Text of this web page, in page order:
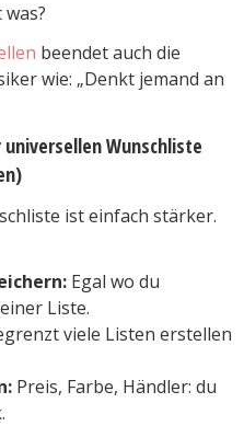
beendet auch die
wie: „Denkt jemand an
Wunschliste
ist einfach stärker.
Egal wo du
Liste.
viele Listen erstellen
Preis, Farbe, Händler: du